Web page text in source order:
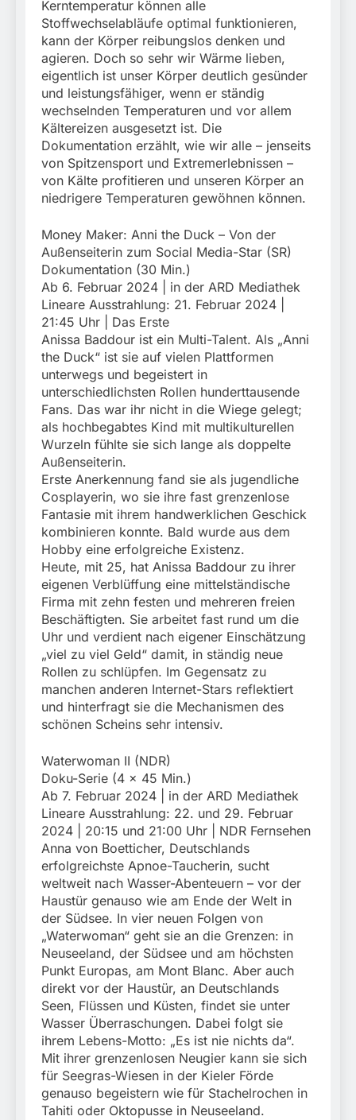
Kerntemperatur können alle
Stoffwechselabläufe optimal funktionieren,
kann der Körper reibungslos denken und
agieren. Doch so sehr wir Wärme lieben,
eigentlich ist unser Körper deutlich gesünder
und leistungsfähiger, wenn er ständig
wechselnden Temperaturen und vor allem
Kältereizen ausgesetzt ist. Die
Dokumentation erzählt, wie wir alle – jenseits
von Spitzensport und Extremerlebnissen –
von Kälte profitieren und unseren Körper an
niedrigere Temperaturen gewöhnen können.
Money Maker: Anni the Duck – Von der
Außenseiterin zum Social Media-Star (SR)
Dokumentation (30 Min.)
Ab 6. Februar 2024 | in der ARD Mediathek
Lineare Ausstrahlung: 21. Februar 2024 |
21:45 Uhr | Das Erste
Anissa Baddour ist ein Multi-Talent. Als „Anni
the Duck“ ist sie auf vielen Plattformen
unterwegs und begeistert in
unterschiedlichsten Rollen hunderttausende
Fans. Das war ihr nicht in die Wiege gelegt;
als hochbegabtes Kind mit multikulturellen
Wurzeln fühlte sie sich lange als doppelte
Außenseiterin.
Erste Anerkennung fand sie als jugendliche
Cosplayerin, wo sie ihre fast grenzenlose
Fantasie mit ihrem handwerklichen Geschick
kombinieren konnte. Bald wurde aus dem
Hobby eine erfolgreiche Existenz.
Heute, mit 25, hat Anissa Baddour zu ihrer
eigenen Verblüffung eine mittelständische
Firma mit zehn festen und mehreren freien
Beschäftigten. Sie arbeitet fast rund um die
Uhr und verdient nach eigener Einschätzung
„viel zu viel Geld“ damit, in ständig neue
Rollen zu schlüpfen. Im Gegensatz zu
manchen anderen Internet-Stars reflektiert
und hinterfragt sie die Mechanismen des
schönen Scheins sehr intensiv.
Waterwoman II (NDR)
Doku-Serie (4 x 45 Min.)
Ab 7. Februar 2024 | in der ARD Mediathek
Lineare Ausstrahlung: 22. und 29. Februar
2024 | 20:15 und 21:00 Uhr | NDR Fernsehen
Anna von Boetticher, Deutschlands
erfolgreichste Apnoe-Taucherin, sucht
weltweit nach Wasser-Abenteuern – vor der
Haustür genauso wie am Ende der Welt in
der Südsee. In vier neuen Folgen von
„Waterwoman“ geht sie an die Grenzen: in
Neuseeland, der Südsee und am höchsten
Punkt Europas, am Mont Blanc. Aber auch
direkt vor der Haustür, an Deutschlands
Seen, Flüssen und Küsten, findet sie unter
Wasser Überraschungen. Dabei folgt sie
ihrem Lebens-Motto: „Es ist nie nichts da“.
Mit ihrer grenzenlosen Neugier kann sie sich
für Seegras-Wiesen in der Kieler Förde
genauso begeistern wie für Stachelrochen in
Tahiti oder Oktopusse in Neuseeland.